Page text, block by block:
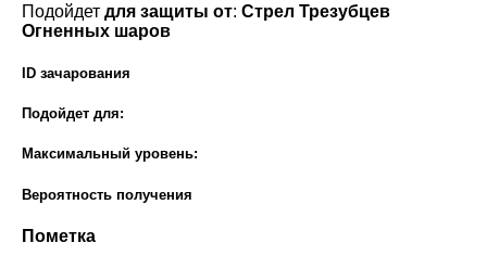
Подойдет для защиты от: Стрел Трезубцев
Огненных шаров
ID зачарования
Подойдет для:
Максимальный уровень:
Вероятность получения
Пометка